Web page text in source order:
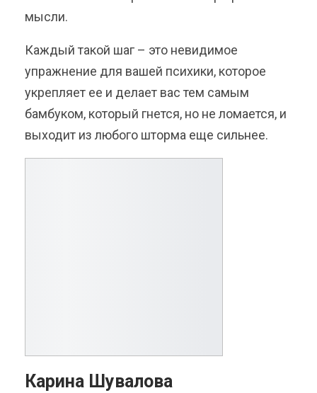
мысли.
Каждый такой шаг – это невидимое
упражнение для вашей психики, которое
укрепляет ее и делает вас тем самым
бамбуком, который гнется, но не ломается, и
выходит из любого шторма еще сильнее.
Карина Шувалова